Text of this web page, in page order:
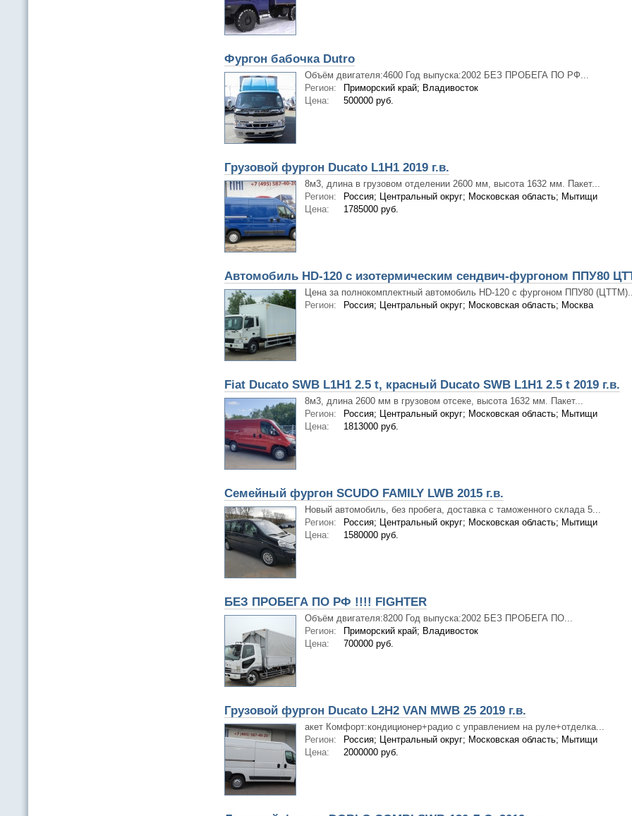
Фургон бабочка Dutro
Объём двигателя:4600 Год выпуска:2002 БЕЗ ПРОБЕГА ПО РФ...
Регион:
Приморский край; Владивосток
Цена:
500000 руб.
Грузовой фургон Ducato L1H1 2019 г.в.
8м3, длина в грузовом отделении 2600 мм, высота 1632 мм. Пакет...
Регион:
Россия; Центральный округ; Московская область; Мытищи
Цена:
1785000 руб.
Автомобиль HD-120 с изотермическим сендвич-фургоном ППУ80
Цена за полнокомплектный автомобиль HD-120 с фургоном ППУ80
Регион:
Россия; Центральный округ; Московская область; Москва
Fiat Ducato SWB L1H1 2.5 t, красный Ducato SWB L1H1 2.5 t 2019 г.в.
8м3, длина 2600 мм в грузовом отсеке, высота 1632 мм. Пакет...
Регион:
Россия; Центральный округ; Московская область; Мытищи
Цена:
1813000 руб.
Семейный фургон SCUDO FAMILY LWB 2015 г.в.
Новый автомобиль, без пробега, доставка с таможенного склада 5...
Регион:
Россия; Центральный округ; Московская область; Мытищи
Цена:
1580000 руб.
БЕЗ ПРОБЕГА ПО РФ !!!! FIGHTER
Объём двигателя:8200 Год выпуска:2002 БЕЗ ПРОБЕГА ПО...
Регион:
Приморский край; Владивосток
Цена:
700000 руб.
Грузовой фургон Ducato L2H2 VAN MWB 25 2019 г.в.
акет Комфорт:кондиционер+радио с управлением на руле+отделка...
Регион:
Россия; Центральный округ; Московская область; Мытищи
Цена:
2000000 руб.